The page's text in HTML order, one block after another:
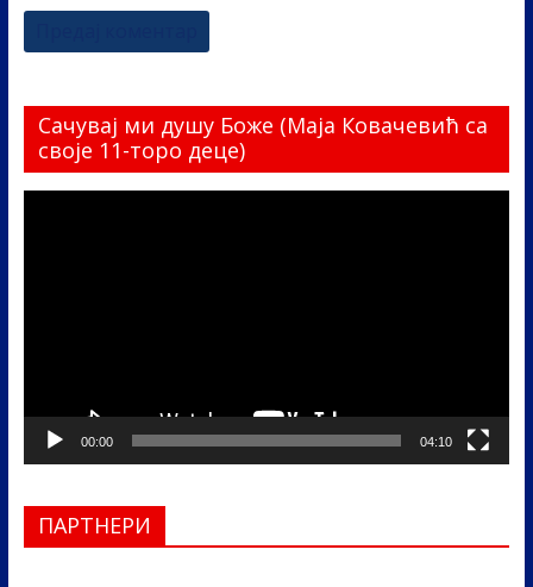
Сачувај ми душу Боже (Маја Ковачевић са
своје 11-торо деце)
00:00 04:10
ПАРТНЕРИ